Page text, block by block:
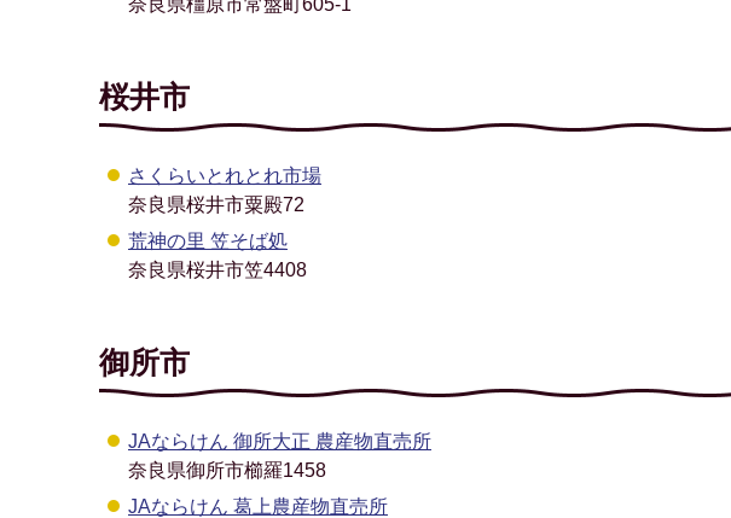
奈良県橿原市常盤町605-1
桜井市
さくらいとれとれ市場
奈良県桜井市粟殿72
荒神の里 笠そば処
奈良県桜井市笠4408
御所市
JAならけん 御所大正 農産物直売所
奈良県御所市櫛羅1458
JAならけん 葛上農産物直売所